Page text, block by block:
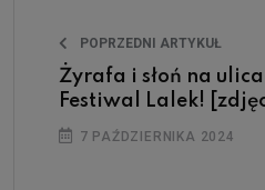
POPRZEDNI ARTYKUŁ
Żyrafa i słoń na
Festiwal Lalek!
7 PAŹDZIERNIKA 2024